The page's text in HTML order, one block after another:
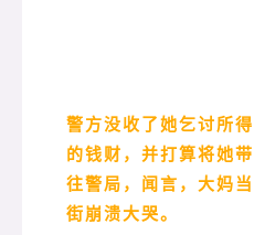
警方没收了她乞讨所得
的钱财，并打算将她带
往警局，闻言，大妈当
街崩溃大哭。